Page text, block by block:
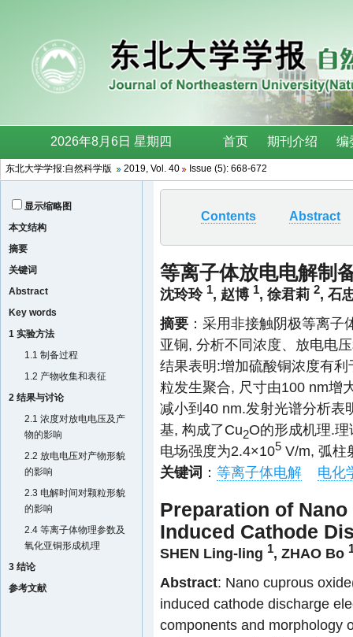
东北大学学报:自然科学版 2019, Vol. 40 Issue (5): 668-672
显示缩略图
本文结构
摘要
关键词
Abstract
Key words
1 实验方法
1.1 制备过程
1.2 产物收集和表征
2 结果与讨论
2.1 浓度对放电电压及产
物的影响
2.2 放电电压对产物形貌
的影响
2.3 电解时间对颗粒形貌
的影响
2.4 等离子体物理参数及
氧化亚铜形成机理
3 结论
参考文献
Contents Abstract
等离子体放电电解制
沈玲玲 1, 赵博 1, 徐君莉 2, 石
摘要 ：采用非接触阴极等离
亚铜, 分析不同浓度、放电电
结果表明:增加硫酸铜浓度有
粒发生聚合, 尺寸由100 nm增
减小到40 nm.发射光谱分析表
基, 构成了Cu2O的形成机理.
电场强度为2.4×105 V/m, 弧柱
关键词 ： 等离子体电解 电化
Preparation of
Induced Cathode
SHEN Ling-ling 1, ZHAO Bo
Abstract: Nano cuprous
induced cathode discharge
components and morphology